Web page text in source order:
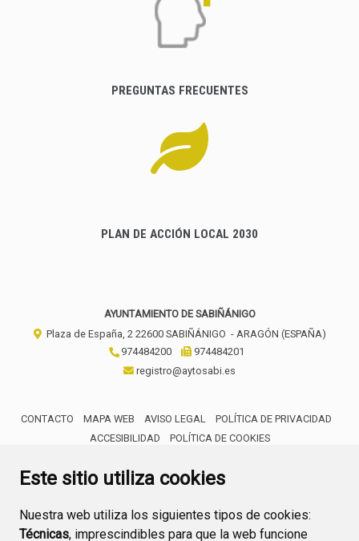
Este sitio utiliza cookies
Nuestra web utiliza los siguientes tipos de cookies:
Técnicas, imprescindibles para que la web funcione
PREGUNTAS FRECUENTES
PLAN DE ACCIÓN LOCAL 2030
AYUNTAMIENTO DE SABIÑÁNIGO
Plaza de España, 2 22600 SABIÑÁNIGO - ARAGÓN (ESPAÑA)
974484200
974484201
registro@aytosabi.es
CONTACTO MAPA WEB AVISO LEGAL
POLÍTICA DE PRIVACIDAD
ACCESIBILIDAD
POLÍTICA DE COOKIES